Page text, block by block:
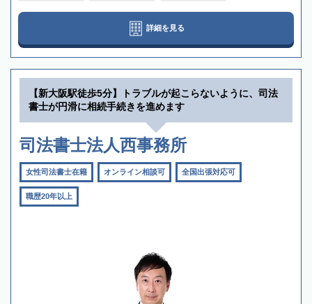
詳細を見る
【新大阪駅徒歩5分】トラブルが起こらないように、司法
書士が円滑に相続手続きを進めます
司法書士法人西事務所
女性司法書士在籍 オンライン相談可 全国出張対応可
職歴20年以上